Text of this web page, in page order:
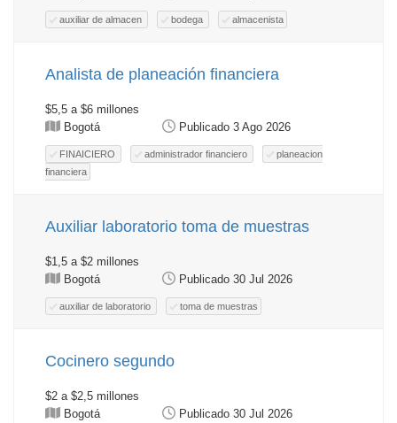
auxiliar de almacen bodega almacenista
Analista de planeación financiera
$5,5 a $6 millones
Bogotá
Publicado 3 Ago 2026
FINAICIERO administrador financiero
planeacion
financiera
Auxiliar laboratorio toma de muestras
$1,5 a $2 millones
Bogotá
Publicado 30 Jul 2026
auxiliar de laboratorio toma de muestras
Cocinero segundo
$2 a $2,5 millones
Bogotá
Publicado 30 Jul 2026